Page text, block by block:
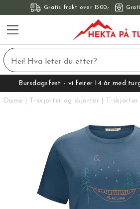
Gratis frakt over 1500,-
Bursdagsfest - vi feirer 14 år med
Dame T-skjorter og skjorter T-skjorter